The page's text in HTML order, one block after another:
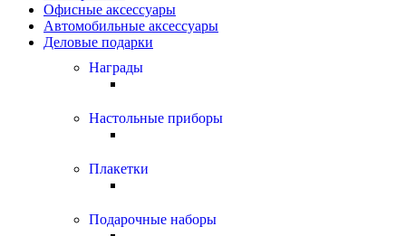
Офисные аксессуары
Автомобильные аксессуары
Деловые подарки
Награды
Настольные приборы
Плакетки
Подарочные наборы